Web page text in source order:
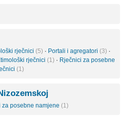
rječnici (5) · Portali i agregatori (3) ·
rječnici (1) · Rječnici za posebne
(1)
za posebne namjene (1)